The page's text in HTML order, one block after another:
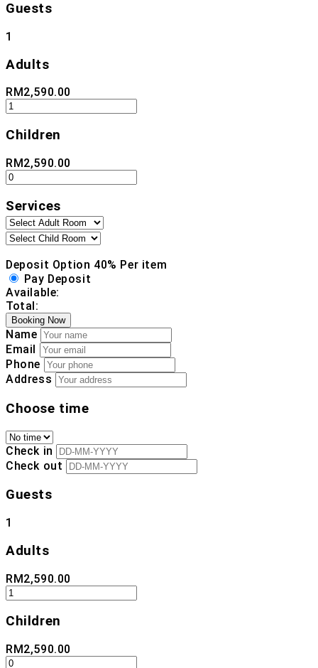
Guests
1
Adults
RM 2,590.00
Children
RM2,590.00
Services
Deposit Option 40% Per item
Pay Deposit
Available:
Total:
Booking Now
Name
Email
Phone
Address
Choose time
Check in
Check out
Guests
1
Adults
RM2,590.00
Children
RM2,590.00